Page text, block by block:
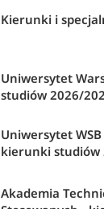
Kierunki i
Uniwersytet
studiów 2026/
Uniwersytet
kierunki studiów
Akademia